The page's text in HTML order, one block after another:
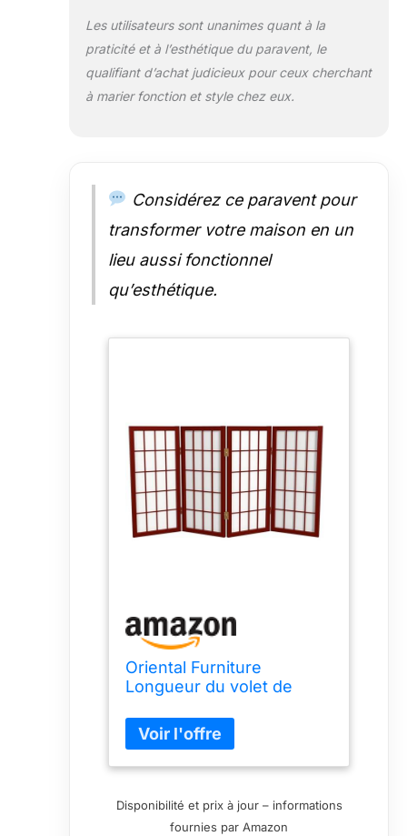
Les utilisateurs sont unanimes quant à la
praticité et à l’esthétique du paravent, le
qualifiant d’achat judicieux pour ceux cherchant
à marier fonction et style chez eux.
Considérez ce paravent pour
transformer votre maison en un
lieu aussi fonctionnel
qu’esthétique.
Oriental Furniture
Longueur du volet de
Shoji écran de
confidentialité séparateur
de pièce, 4 panneaux en
Disponibilité et prix à jour – informations
fournies par Amazon